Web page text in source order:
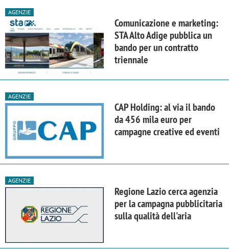
AGENZIE
Comunicazione e marketing:
STA Alto Adige pubblica un
bando per un contratto
triennale
AGENZIE
CAP Holding: al via il bando
da 456 mila euro per
campagne creative ed eventi
AGENZIE
Regione Lazio cerca agenzia
per la campagna pubblicitaria
sulla qualità dell'aria